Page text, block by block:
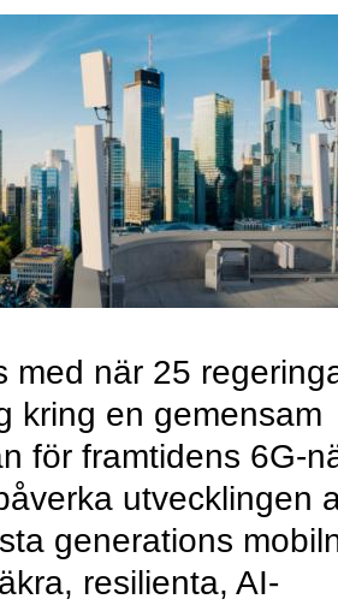
med när 25
kring en gemensam
för framtidens 6G-
utvecklingen
generations
resilienta, AI-